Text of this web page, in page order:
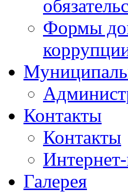
Формы
Контакты
Контакты
Галерея